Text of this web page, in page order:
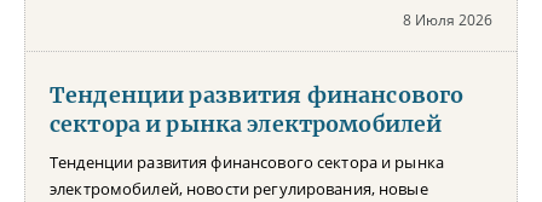
8 Июля 2026
Тенденции развития финансового
сектора и рынка электромобилей
Тенденции развития финансового сектора и рынка
электромобилей, новости регулирования, новые